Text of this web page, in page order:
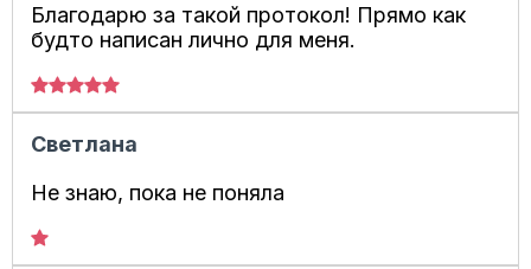
Благодарю за такой протокол! Прямо как
будто написан лично для меня.
Светлана
Не знаю, пока не поняла